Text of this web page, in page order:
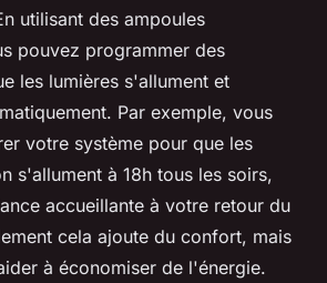
utilisant des ampoules
pouvez programmer des
les lumières s'allument et
Par exemple, vous
votre système pour que les
s'allument à 18h tous les soirs,
accueillante à votre retour du
cela ajoute du confort, mais
à économiser de l'énergie.